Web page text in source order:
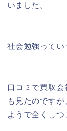
いました。
社会勉強ってい
口コミで買取
も見たのです
ようで全くし